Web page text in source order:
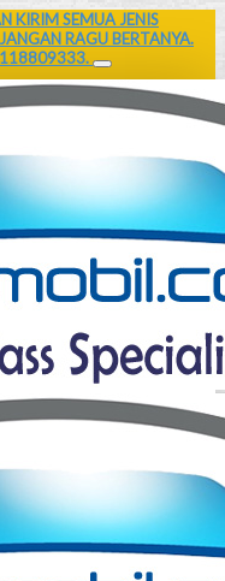
KIRIM SEMUA JENIS
RAGU BERTANYA.